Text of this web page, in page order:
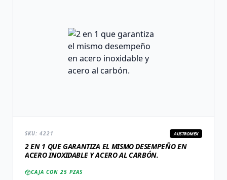
SKU: 4221 AUSTROMEX
2 EN 1 QUE GARANTIZA EL MISMO DESEMPEÑO EN
ACERO INOXIDABLE Y ACERO AL CARBÓN.
CAJA CON25 PZAS